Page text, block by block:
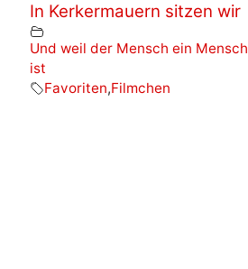
In Kerkermauern sitzen wir
Und weil der Mensch ein Mensch
ist
Favoriten,Filmchen